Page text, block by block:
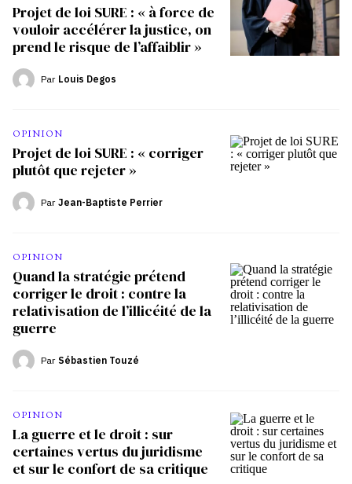
Projet de loi SURE : « à force de
vouloir accélérer la justice, on
prend le risque de l’affaiblir »
Par Louis Degos
OPINION
Projet de loi SURE : « corriger
plutôt que rejeter »
Par Jean-Baptiste Perrier
OPINION
Quand la stratégie prétend
corriger le droit : contre la
relativisation de l’illicéité de la
guerre
Par Sébastien Touzé
OPINION
La guerre et le droit : sur
certaines vertus du juridisme
et sur le confort de sa critique